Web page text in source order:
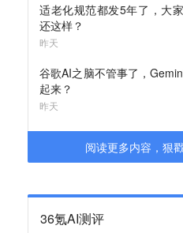
适老化规范都发5年了，大
还这样？
昨天
谷歌AI之脑不管事了，
起来？
昨天
阅读更多内容，狠
36氪AI测评